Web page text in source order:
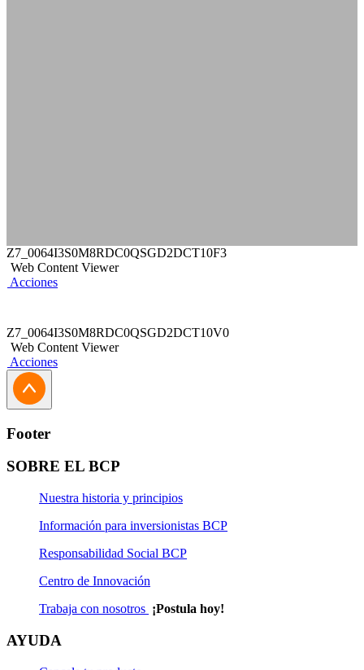
Z7_0064I3S0M8RDC0QSGD2DCT10F3
Web Content Viewer
Acciones
Z7_0064I3S0M8RDC0QSGD2DCT10V0
Web Content Viewer
Acciones
Footer
SOBRE EL BCP
Nuestra historia y principios
Información para inversionistas BCP
Responsabilidad Social BCP
Centro de Innovación
Trabaja con nosotros ¡Postula hoy!
AYUDA